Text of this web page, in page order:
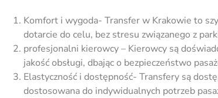
Komfort i wygoda- Transfer w Krakowie­ to
dotarcie do ce­lu, bez stresu związanego z
profesjonalni kierowcy – Kierowcy są
jakość obsługi, dbając o bezpiecze­ństwo
Elastyczność i dostępność- Transfery są
dostosowana do indywidualnych potrzeb